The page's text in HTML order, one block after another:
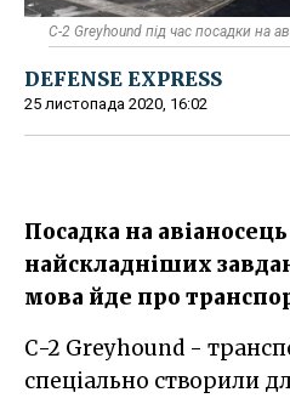
C-2 Greyhound під час посадки на
DEFENSE EXPRESS
25 листопада 2020, 16:02
Посадка на
найскладніших
мова йде про
C-2 Greyhound - транспортний літак, який
спеціально створили